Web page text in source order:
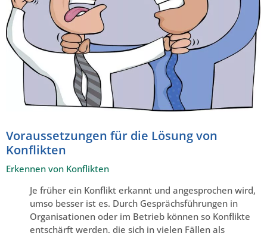
Voraussetzungen für die Lösung von
Konflikten
Erkennen von Konflikten
Je früher ein Konflikt erkannt und angesprochen wird,
umso besser ist es. Durch Gesprächsführungen in
Organisationen oder im Betrieb können so Konflikte
entschärft werden, die sich in vielen Fällen als